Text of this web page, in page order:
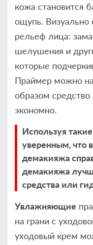
кожа становится
ощупь. Визуально
рельеф лица:
шелушения и
которые
Праймер можно
образом средство
экономно.
Используя
уверенным, что
демакияжа
демакияжа
средства или
Увлажняющие
на грани с
уходовый крем